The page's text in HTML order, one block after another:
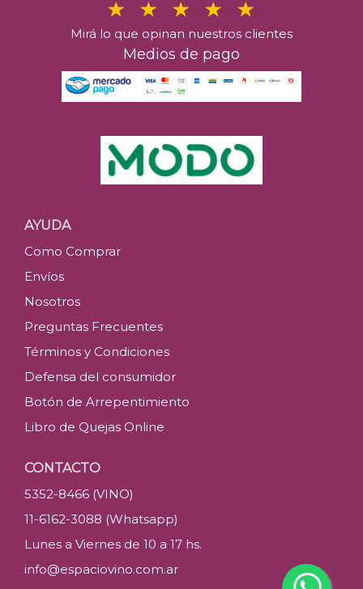
Mirá lo que opinan nuestros clientes
Medios de pago
AYUDA
Como Comprar
Envíos
Nosotros
Preguntas Frecuentes
Términos y Condiciones
Defensa del consumidor
Botón de Arrepentimiento
Libro de Quejas Online
CONTACTO
5352-8466 (VINO)
11-6162-3088 (Whatsapp)
Lunes a Viernes de 10 a 17 hs.
info@espaciovino.com.ar